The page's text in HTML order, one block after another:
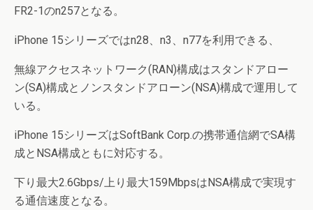
FR2-1のn257となる。
iPhone 15シリーズではn28、n3、n77を利用できる、
無線アクセスネットワーク(RAN)構成はスタンドアロー
ン(SA)構成とノンスタンドアローン(NSA)構成で運用して
いる。
iPhone 15シリーズはSoftBank Corp.の携帯通信網でSA構
成とNSA構成ともに対応する。
下り最大2.6Gbps/上り最大159MbpsはNSA構成で実現す
る通信速度となる。